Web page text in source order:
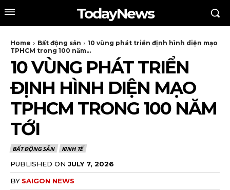
TodayNews
Home Bất động sản
10 vùng phát triển định hình diện mạo
TPHCM trong 100 năm...
10 VÙNG PHÁT TRIỂN
ĐỊNH HÌNH DIỆN MẠO
TPHCM TRONG 100 NĂM
TỚI
BẤT ĐỘNG SẢN KINH TẾ
PUBLISHED ON JULY 7, 2026
BY SAIGON NEWS